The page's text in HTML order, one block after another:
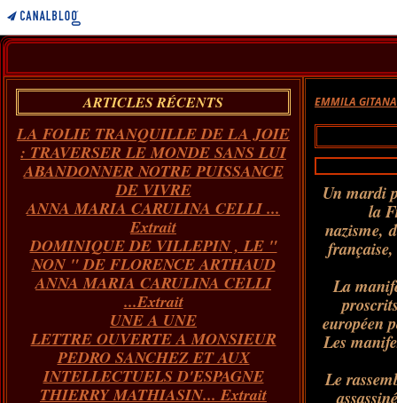
ARTICLES RÉCENTS
LA FOLIE TRANQUILLE DE LA JOIE
: TRAVERSER LE MONDE SANS LUI
ABANDONNER NOTRE PUISSANCE
DE VIVRE
ANNA MARIA CARULINA CELLI ...
Extrait
DOMINIQUE DE VILLEPIN , LE "
NON " DE FLORENCE ARTHAUD
ANNA MARIA CARULINA CELLI
...Extrait
UNE A UNE
LETTRE OUVERTE A MONSIEUR
PEDRO SANCHEZ ET AUX
INTELLECTUELS D'ESPAGNE
THIERRY MATHIASIN... Extrait
EMMILA GITANA
Un mardi
la
nazisme,
La
européen
Les
Le